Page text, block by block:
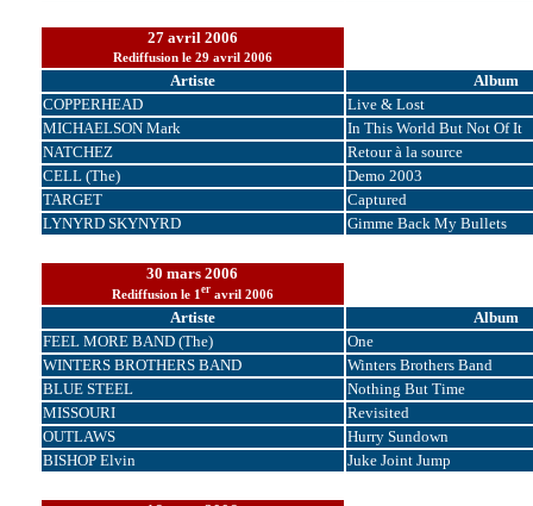
27 avril 2006
Rediffusion le 29 avril 2006
Artiste
Album
COPPERHEAD
Live & Lost
MICHAELSON Mark
In This World But Not Of It
NATCHEZ
Retour à la source
CELL (The)
Demo 2003
TARGET
Captured
LYNYRD SKYNYRD
Gimme Back My Bullets
30 mars 2006
Rediffusion le 1 eravril 2006
Artiste
Album
FEEL MORE BAND (The)
One
WINTERS BROTHERS BAND
Winters Brothers Band
BLUE STEEL
Nothing But Time
MISSOURI
Revisited
OUTLAWS
Hurry Sundown
BISHOP Elvin
Juke Joint Jump